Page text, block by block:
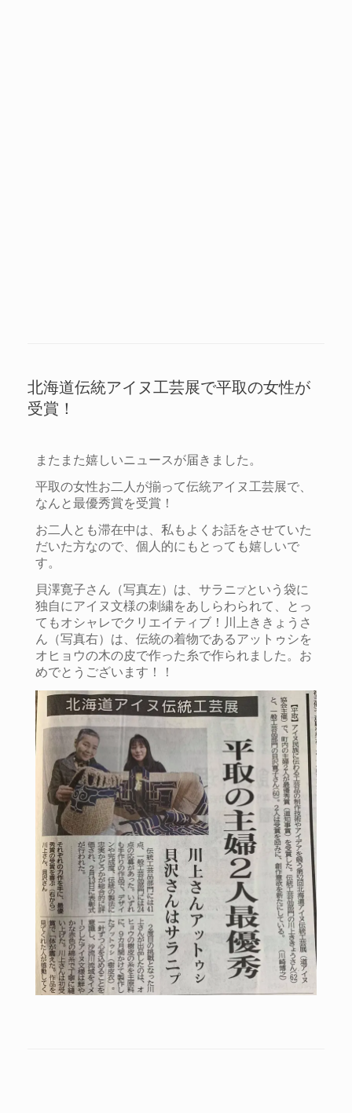
北海道伝統アイヌ工芸展で平取の女性が
受賞！
またまた嬉しいニュースが届きました。
平取の女性お二人が揃って伝統アイヌ工芸展で、
なんと最優秀賞を受賞！
お二人とも滞在中は、私もよくお話をさせていた
だいた方なので、個人的にもとっても嬉しいで
す。
貝澤寛子さん（写真左）は、サラニプという袋に
独自にアイヌ文様の刺繍をあしらわられて、とっ
てもオシャレでクリエイティブ！川上ききょうさ
ん（写真右）は、伝統の着物であるアットゥシを
オヒョウの木の皮で作った糸で作られました。お
めでとうございます！！